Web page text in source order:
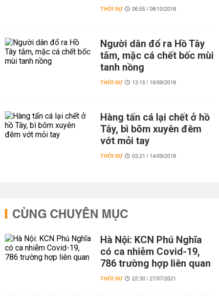
THỜI SỰ 06:55 | 08/10/2018
Người dân đổ ra Hồ Tây
tắm, mặc cá chết bốc mùi
tanh nồng ​
THỜI SỰ 13:15 | 16/09/2018
Hàng tấn cá lại chết ở hồ
Tây, bì bõm xuyên đêm
vớt mỏi tay
THỜI SỰ 03:21 | 14/09/2018
CÙNG CHUYÊN MỤC
Hà Nội: KCN Phú Nghĩa
có ca nhiễm Covid-19,
786 trường hợp liên quan
THỜI SỰ 22:30 | 27/07/2021